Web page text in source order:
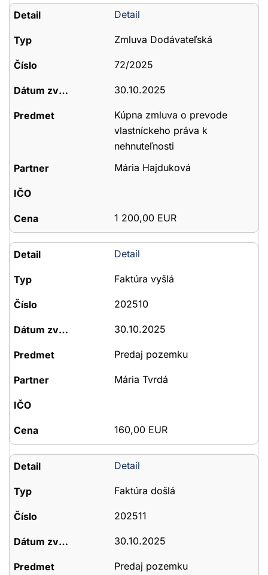
Detail
Zmluva Dodávateľská
72/2025
30.10.2025
Kúpna zmluva o prevode
vlastníckeho práva k
nehnuteľnosti
Mária Hajduková
1 200,00 EUR
Detail
Faktúra vyšlá
202510
30.10.2025
Predaj pozemku
Mária Tvrdá
160,00 EUR
Detail
Faktúra došlá
202511
30.10.2025
Predaj pozemku